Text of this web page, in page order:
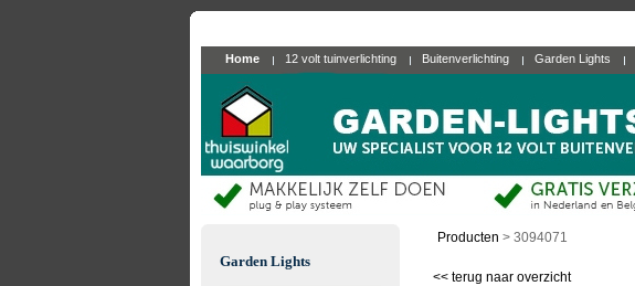
Home 12 volt tuinverlichting Buitenverlichting Garden Lights
Garden Lights
Producten > 3094071
<< terug naar overzicht